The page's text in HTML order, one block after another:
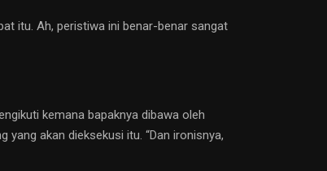
itu. Ah, peristiwa ini benar-benar sangat
kemana bapaknya dibawa oleh
akan dieksekusi itu. “Dan ironisnya,